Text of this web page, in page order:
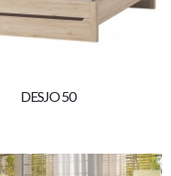
DESJO 50